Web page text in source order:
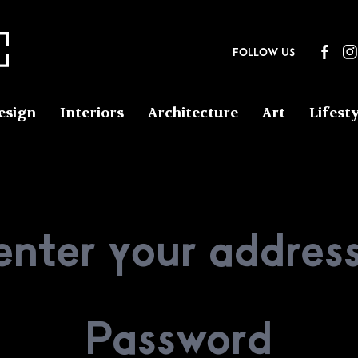
FOLLOW US
Interiors Architecture Art